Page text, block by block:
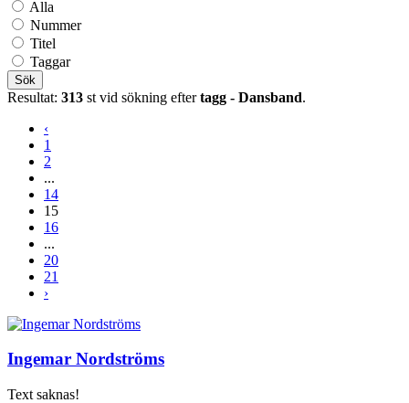
Alla
Nummer
Titel
Taggar
Sök
Resultat: 313 st vid sökning eftertagg - Dansband.
‹
1
2
...
14
15
16
...
20
21
›
Ingemar Nordströms
Text saknas!